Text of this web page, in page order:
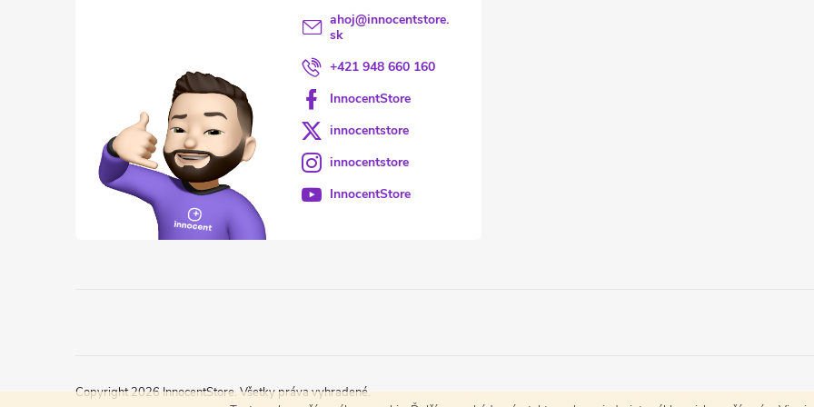
ahoj@innocentstore.
sk
+421 948 660 160
InnocentStore
innocentstore
innocentstore
InnocentStore
Copyright 2026 InnocentStore. Všetky práva vyhradené.